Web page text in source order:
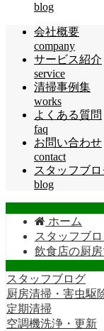
blog
会社概要
company
サービス紹介
service
清掃事例集
works
よくある質問
faq
お問い合わせ
contact
スタッフブ
blog
ホーム
スタッフブ
飲食店の厨
スタッフブログ
厨房清掃・害虫駆
定期清掃
空調機洗浄・更新